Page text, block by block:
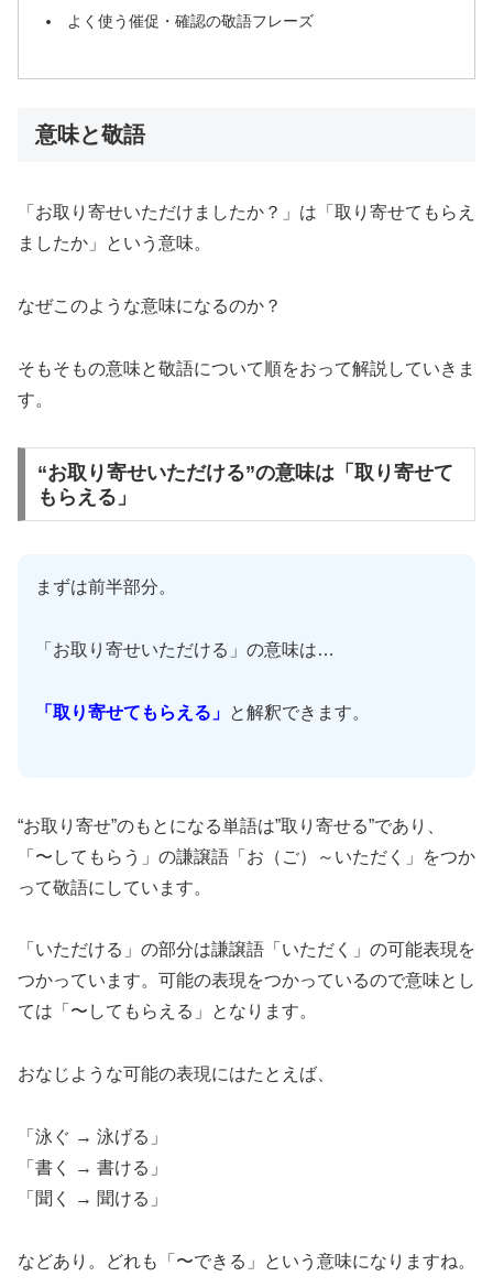
よく使う催促・確認の敬語フレーズ
意味と敬語
「お取り寄せいただけましたか？」は「取り寄せてもらえ
ましたか」という意味。
なぜこのような意味になるのか？
そもそもの意味と敬語について順をおって解説していきま
す。
“お取り寄せいただける”の意味は「取り寄せて
もらえる」
まずは前半部分。
「お取り寄せいただける」の意味は…
「取り寄せてもらえる」 と解釈できます。
“お取り寄せ”のもとになる単語は”取り寄せる”であり、
「〜してもらう」の謙譲語「お（ご）～いただく」をつか
って敬語にしています。
「いただける」の部分は謙譲語「いただく」の可能表現を
つかっています。可能の表現をつかっているので意味とし
ては「〜してもらえる」となります。
おなじような可能の表現にはたとえば、
「泳ぐ → 泳げる」
「書く → 書ける」
「聞く → 聞ける」
などあり。どれも「〜できる」という意味になりますね。